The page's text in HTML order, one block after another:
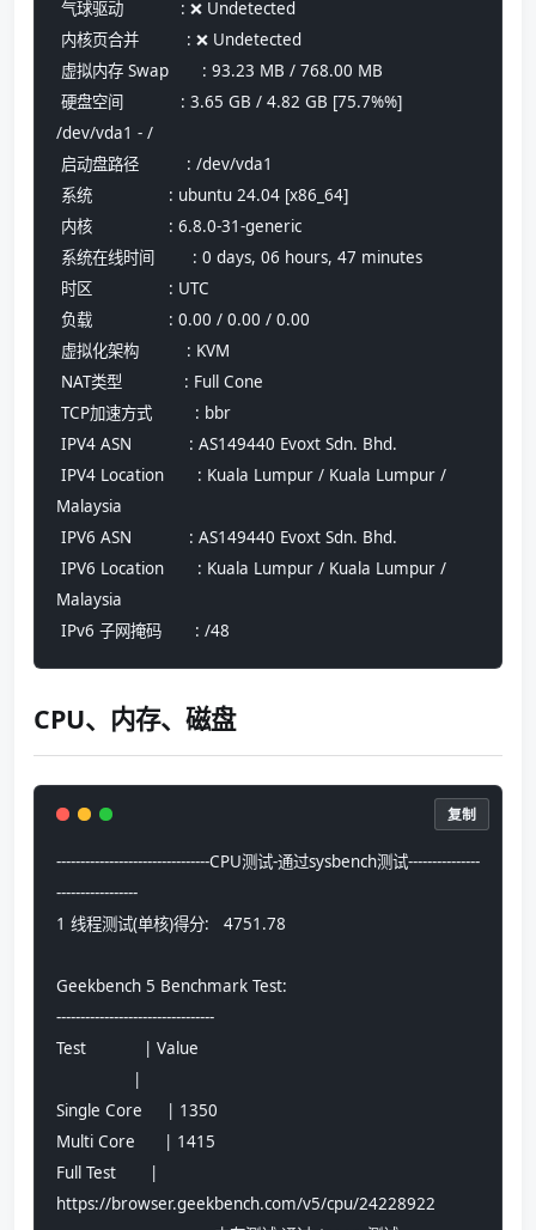
气球驱动            : ❌ Undetected
内核页合并          : ❌ Undetected
虚拟内存 Swap       : 93.23 MB / 768.00 MB
/dev/vda1 - /
启动盘路径          : /dev/vda1
系统                : ubuntu 24.04 [x86_64]
内核                : 6.8.0-31-generic
系统在线时间        : 0 days, 06 hours, 47 minutes
时区                : UTC
负载                : 0.00 / 0.00 / 0.00
虚拟化架构          : KVM
NAT类型             : Full Cone
TCP加速方式         : bbr
IPV4 ASN            : AS149440 Evoxt Sdn. Bhd.
Malaysia
IPV6 ASN            : AS149440 Evoxt Sdn. Bhd.
Malaysia
IPv6 子网掩码       : /48
CPU、内存、磁盘
--------------------------------CPU测试-通过sysbench测试---------------
-----------------
1 线程测试(单核)得分:   4751.78
Geekbench 5 Benchmark Test:
---------------------------------
Test            | Value
Single Core     | 1350
Multi Core      | 1415
Full Test       |
https://browser.geekbench.com/v5/cpu/24228922
复制